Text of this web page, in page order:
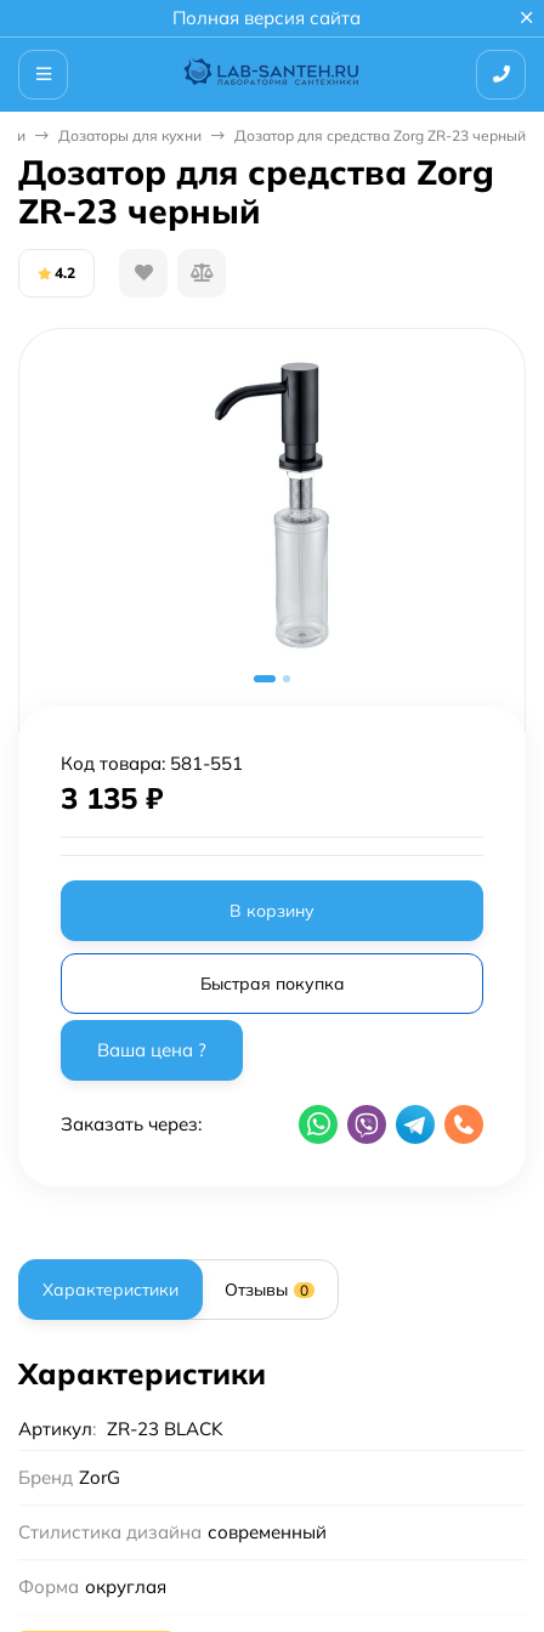
Полная версия сайта
Дозаторы для кухни Дозатор для средства Zorg ZR-23 черный
Дозатор для средства Zorg
ZR-23 черный
4.2
Код товара: 581-551
3 135 ₽
В корзину
Быстрая покупка
Заказать через:
Характеристики Отзывы 0
Характеристики
Артикул: ZR-23 BLACK
Бренд ZorG
Стилистика дизайна современный
Форма округлая